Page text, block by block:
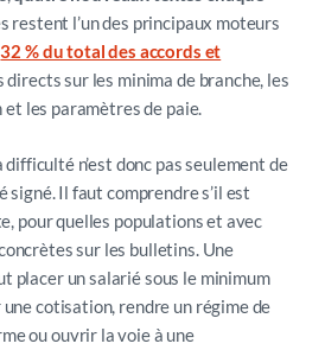
restent l’un des principaux moteurs
32 % du total des accords et
sur les minima de branche, les
les paramètres de paie.
n’est donc pas seulement de
signé. Il faut comprendre s’il est
pour quelles populations et avec
sur les bulletins. Une
placer un salarié sous le minimum
cotisation, rendre un régime de
ou ouvrir la voie à une